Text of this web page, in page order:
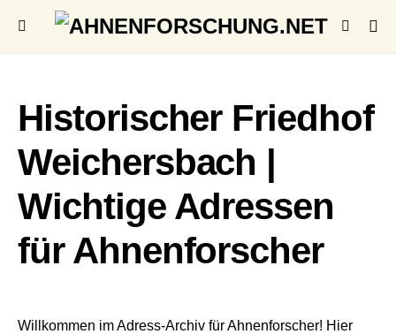
Historischer Friedhof
Weichersbach |
Wichtige Adressen
für Ahnenforscher
Willkommen im Adress-Archiv für Ahnenforscher! Hier